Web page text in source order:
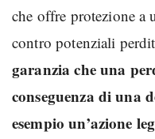
che offre protezione a
contro potenziali
garanzia che una
conseguenza di una
esempio un’azione